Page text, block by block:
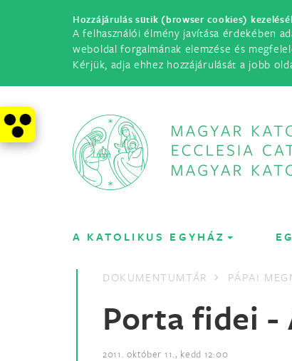
Hozzájárulás sütik (browser cookies)
A felhasználói élmény javítása érdekében
weboldal forgalmának elemzése és
Kérjük, adja ehhez hozzájárulását a jobb
A KATOLIKUS EGYHÁZ
DOKUMENTUMTÁR PÁPAI
Porta fidei -
2011. október 11., kedd 12:00